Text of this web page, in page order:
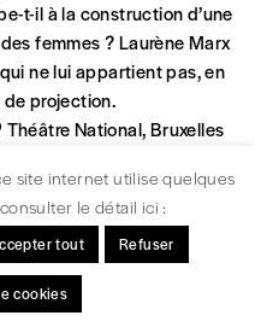
t-il à la construction d’une
femmes ? Laurène Marx
ne lui appartient pas, en
projection.
Théâtre National, Bruxelles
site internet utilise quelques
le détail ici :
tout Refuser
cookies